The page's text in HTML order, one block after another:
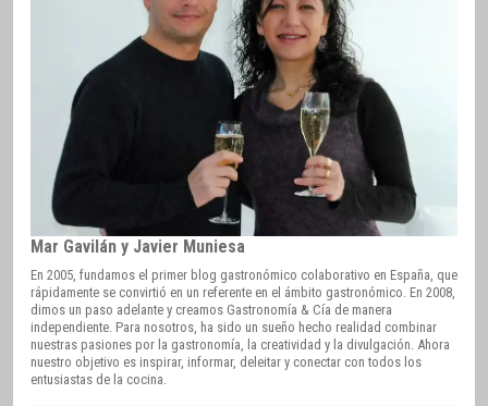
Mar Gavilán y Javier Muniesa
En 2005, fundamos el primer blog gastronómico colaborativo en España, que
rápidamente se convirtió en un referente en el ámbito gastronómico. En 2008,
dimos un paso adelante y creamos Gastronomía & Cía de manera
independiente. Para nosotros, ha sido un sueño hecho realidad combinar
nuestras pasiones por la gastronomía, la creatividad y la divulgación. Ahora
nuestro objetivo es inspirar, informar, deleitar y conectar con todos los
entusiastas de la cocina.